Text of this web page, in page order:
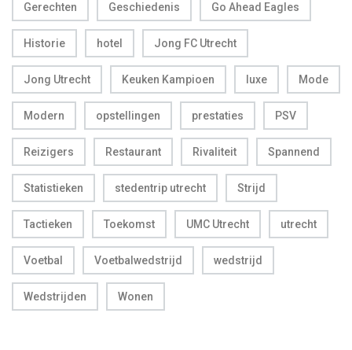
Gerechten Geschiedenis Go Ahead Eagles
Historie hotel Jong FC Utrecht
Jong Utrecht Keuken Kampioen luxe Mode
Modern opstellingen prestaties PSV
Reizigers Restaurant Rivaliteit Spannend
Statistieken stedentrip utrecht Strijd
Tactieken Toekomst UMC Utrecht utrecht
Voetbal Voetbalwedstrijd wedstrijd
Wedstrijden Wonen